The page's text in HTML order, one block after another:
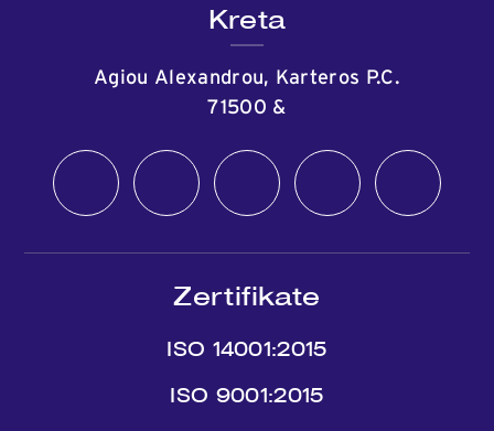
Kreta
Agiou Alexandrou, Karteros P.C.
71500 &
Zertifikate
ISO 14001:2015
ISO 9001:2015